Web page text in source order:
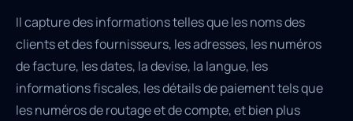
Il capture des informations telles que les noms des
clients et des fournisseurs, les adresses, les numéros
de facture, les dates, la devise, la langue, les
informations fiscales, les détails de paiement tels que
les numéros de routage et de compte, et bien plus